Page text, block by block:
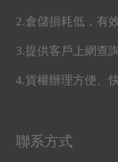
2.倉儲損耗低，有
3.提供客戶上網查
4.貨權辦理方便、
聯系方式